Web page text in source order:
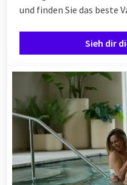
und finden Sie das beste
Sieh dir